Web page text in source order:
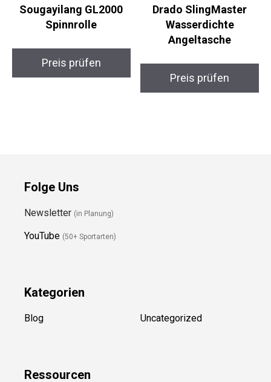
Sougayilang GL2000
Spinnrolle
Preis prüfen
Drado SlingMaster
Wasserdichte
Angeltasche
Preis prüfen
Folge Uns
Newsletter (in Planung)
YouTube (50+ Sportarten)
Kategorien
Blog Uncategorized
Ressourcen